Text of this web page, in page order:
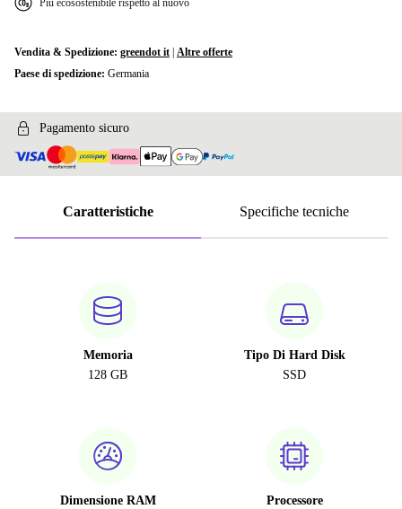
Più ecosostenibile rispetto al nuovo
Vendita & Spedizione: greendot it Altre offerte
Paese di spedizione: Germania
Pagamento sicuro
Caratteristiche Specifiche tecniche
Memoria
128 GB
Tipo Di Hard Disk
SSD
Dimensione RAM
Processore